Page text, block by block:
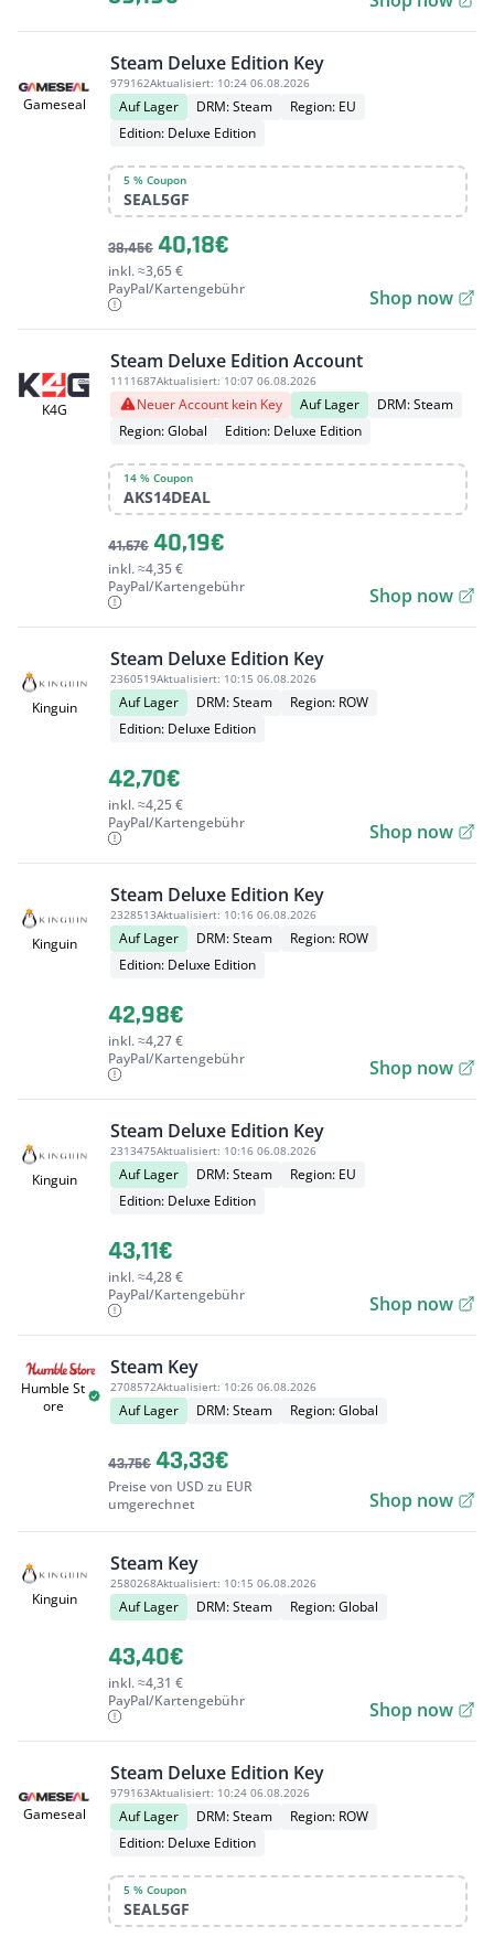
Gameseal
Steam Deluxe Edition Key
979162Aktualisiert: 10:24 06.08.2026
Auf Lager DRM: Steam
Region: EU
Edition: Deluxe Edition
5 % Coupon
SEAL5GF
38,45€ 40,18€
inkl. ≈3,65 €
PayPal/Kartengebühr
Shop now
K4G
Steam Deluxe Edition Account
1111687Aktualisiert: 10:07 06.08.2026
Neuer Account kein Key Auf Lager
DRM: Steam
Region: Global
Edition: Deluxe Edition
14 % Coupon
AKS14DEAL
41,67€ 40,19€
inkl. ≈4,35 €
PayPal/Kartengebühr
Shop now
Kinguin
Steam Deluxe Edition Key
2360519Aktualisiert: 10:15 06.08.2026
Auf Lager DRM: Steam
Region: ROW
Edition: Deluxe Edition
42,70€
inkl. ≈4,25 €
PayPal/Kartengebühr
Shop now
Kinguin
Steam Deluxe Edition Key
2328513Aktualisiert: 10:16 06.08.2026
Auf Lager DRM: Steam
Region: ROW
Edition: Deluxe Edition
42,98€
inkl. ≈4,27 €
PayPal/Kartengebühr
Shop now
Kinguin
Steam Deluxe Edition Key
2313475Aktualisiert: 10:16 06.08.2026
Auf Lager DRM: Steam
Region: EU
Edition: Deluxe Edition
43,11€
inkl. ≈4,28 €
PayPal/Kartengebühr
Shop now
Humble St
ore
Steam Key
2708572Aktualisiert: 10:26 06.08.2026
Auf Lager DRM: Steam Region: Global
43,75€ 43,33€
Preise von USD zu EUR
umgerechnet
Shop now
Kinguin
Steam Key
2580268Aktualisiert: 10:15 06.08.2026
Auf Lager DRM: Steam Region: Global
43,40€
inkl. ≈4,31 €
PayPal/Kartengebühr
Shop now
Gameseal
Steam Deluxe Edition Key
979163Aktualisiert: 10:24 06.08.2026
Auf Lager DRM: Steam
Region: ROW
Edition: Deluxe Edition
5 % Coupon
SEAL5GF